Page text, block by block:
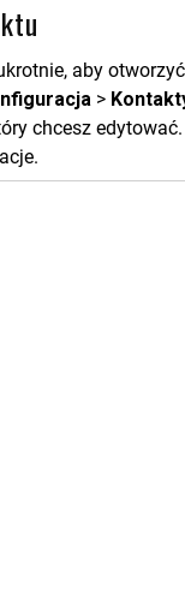
aby
>
chcesz edytować.